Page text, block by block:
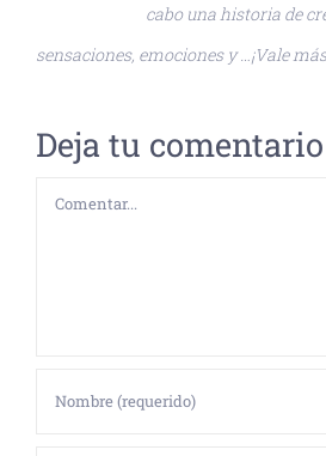
cabo una historia de
sensaciones, emociones y …¡Vale
Deja tu comentario
Comentar